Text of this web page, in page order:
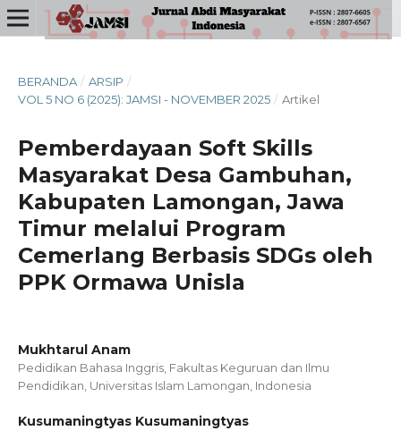
BERANDA / ARSIP /
VOL 5 NO 6 (2025): JAMSI - NOVEMBER 2025 / Artikel
Pemberdayaan Soft Skills
Masyarakat Desa Gambuhan,
Kabupaten Lamongan, Jawa
Timur melalui Program
Cemerlang Berbasis SDGs oleh
PPK Ormawa Unisla
Mukhtarul Anam
Pedidikan Bahasa Inggris, Fakultas Keguruan dan Ilmu
Pendidikan, Universitas Islam Lamongan, Indonesia
Kusumaningtyas Kusumaningtyas